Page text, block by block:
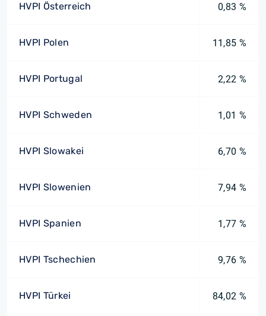
HVPI Österreich 0,83 %
HVPI Polen 11,85 %
HVPI Portugal 2,22 %
HVPI Schweden 1,01 %
HVPI Slowakei 6,70 %
HVPI Slowenien 7,94 %
HVPI Spanien 1,77 %
HVPI Tschechien 9,76 %
HVPI Türkei 84,02 %